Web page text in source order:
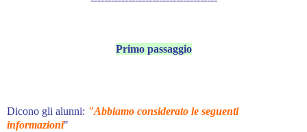
Primo passaggio
Dicono gli alunni: "Abbiamo considerato le seguenti
informazioni"